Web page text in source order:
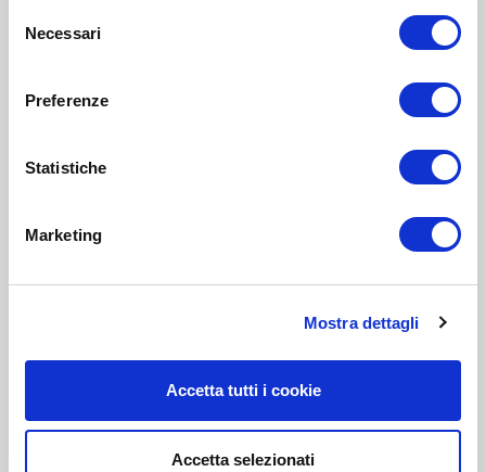
delNecessari
Preferenze
Statistiche
Marketing
Mostra dettagli
Accetta tutti i cookie
Accetta selezionati